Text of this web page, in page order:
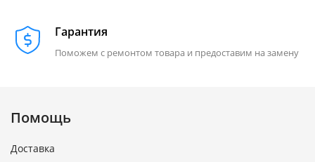
Гарантия
Поможем с ремонтом товара и предоставим на замену
Помощь
Доставка